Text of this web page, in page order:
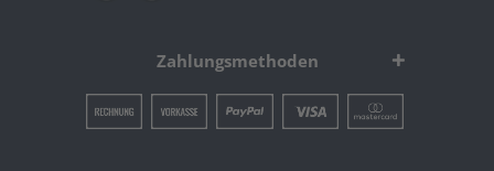
Zahlungsmethoden